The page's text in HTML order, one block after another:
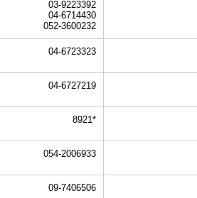
03-9223392
04-6714430
052-3600232
04-6723323
04-6727219
*8921
054-2006933
09-7406506